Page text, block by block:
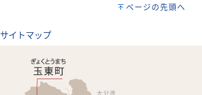
ページの先頭へ
サイトマップ